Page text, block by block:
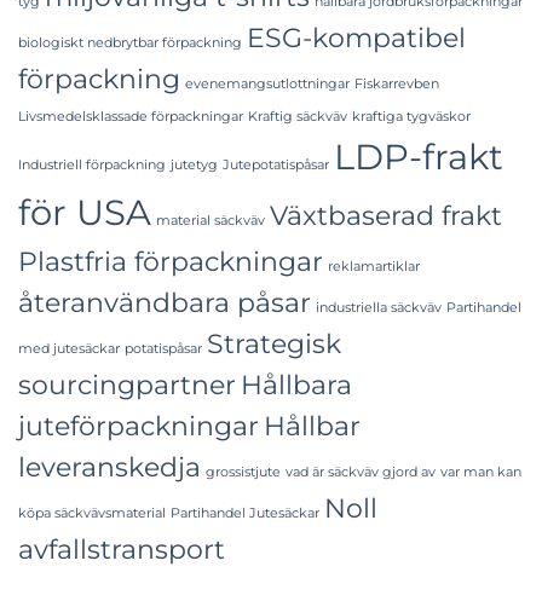
biologiskt nedbrytbar förpackning ESG-kompatibel
förpackning evenemangsutlottningar Fiskarrevben
Livsmedelsklassade förpackningar Kraftig säckväv kraftiga tygväskor
Industriell förpackning jutetyg Jutepotatispåsar LDP-frakt
för USA material säckväv Växtbaserad frakt
Plastfria förpackningar reklamartiklar
återanvändbara påsar industriella säckväv Partihandel
med jutesäckar potatispåsar Strategisk
sourcingpartner Hållbara
juteförpackningar Hållbar
leveranskedja grossistjute vad är säckväv gjord av var man kan
köpa säckvävsmaterial Partihandel Jutesäckar Noll
avfallstransport